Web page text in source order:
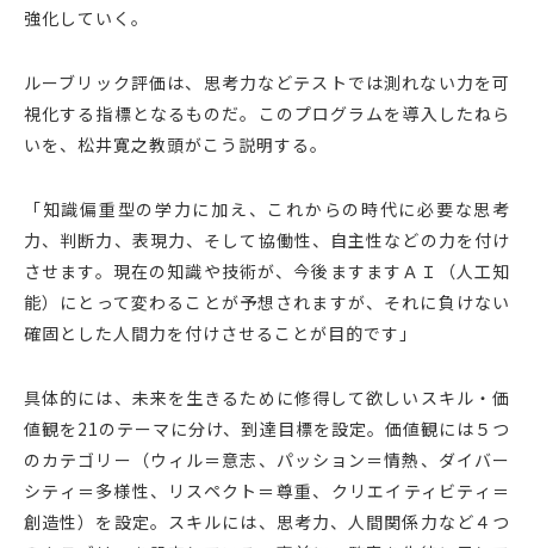
強化していく。
ルーブリック評価は、思考力などテストでは測れない力を可
視化する指標となるものだ。このプログラムを導入したねら
いを、松井寛之教頭がこう説明する。
「知識偏重型の学力に加え、これからの時代に必要な思考
力、判断力、表現力、そして協働性、自主性などの力を付け
させます。現在の知識や技術が、今後ますますＡＩ（人工知
能）にとって変わることが予想されますが、それに負けない
確固とした人間力を付けさせることが目的です」
具体的には、未来を生きるために修得して欲しいスキル・価
値観を21のテーマに分け、到達目標を設定。価値観には５つ
のカテゴリー（ウィル＝意志、パッション＝情熱、ダイバー
シティ＝多様性、リスペクト＝尊重、クリエイティビティ＝
創造性）を設定。スキルには、思考力、人間関係力など４つ